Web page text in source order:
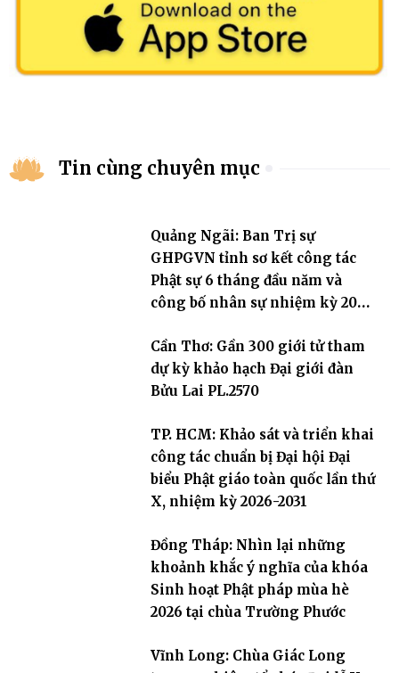
Tin cùng chuyên mục
Quảng Ngãi: Ban Trị sự
GHPGVN tỉnh sơ kết công tác
Phật sự 6 tháng đầu năm và
công bố nhân sự nhiệm kỳ 2026
Cần Thơ: Gần 300 giới tử tham
dự kỳ khảo hạch Đại giới đàn
Bửu Lai PL.2570
TP. HCM: Khảo sát và triển khai
công tác chuẩn bị Đại hội Đại
biểu Phật giáo toàn quốc lần thứ
X, nhiệm kỳ 2026-2031
Đồng Tháp: Nhìn lại những
khoảnh khắc ý nghĩa của khóa
Sinh hoạt Phật pháp mùa hè
2026 tại chùa Trường Phước
Vĩnh Long: Chùa Giác Long